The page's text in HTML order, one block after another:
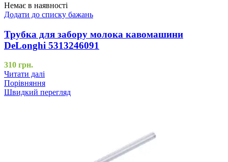
Немає в наявності
Додати до списку бажань
Трубка для забору молока кавомашини
DeLonghi 5313246091
310 грн.
Читати далі
Порівняння
Швидкий перегляд